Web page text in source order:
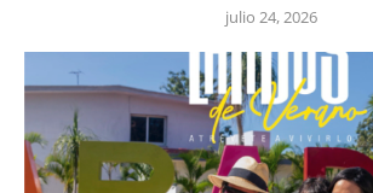
julio 24, 2026